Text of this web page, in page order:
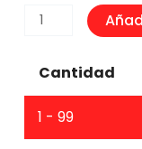
GANCHOS
CABELLO
cantidad
Cantidad
1 - 99